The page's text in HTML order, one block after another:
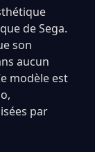
de Sega.
son
aucun
modèle est
par